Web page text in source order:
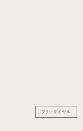
フリーダイヤル